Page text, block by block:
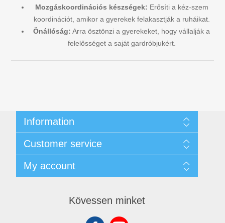
Mozgáskoordinációs készségek: Erősíti a kéz-szem
koordinációt, amikor a gyerekek felakasztják a ruháikat.
Önállóság: Arra ösztönzi a gyerekeket, hogy vállalják a
felelősséget a saját gardróbjukért.
Information
Ügyfél- és Adatvédelmi Szabályzat
Üzleti feltételek
Rólunk
Contact us
Customer service
Recently viewed products
My account
Kövessen minket